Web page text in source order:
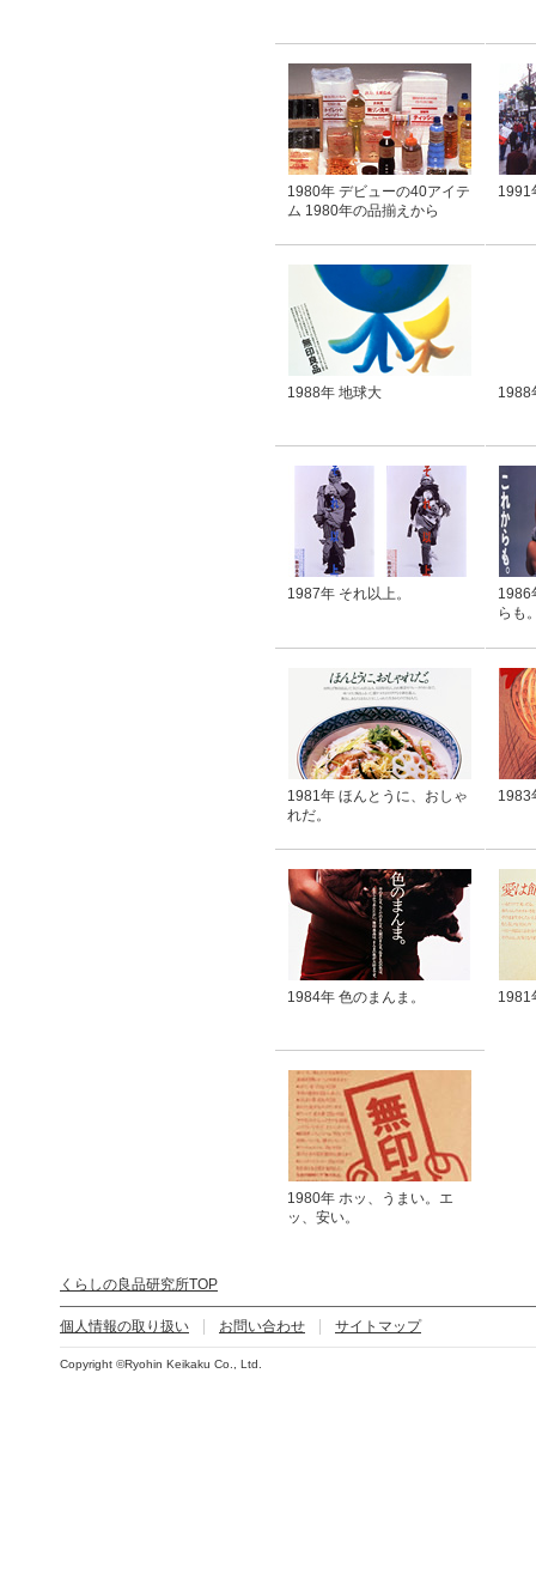
1980年 デビューの40アイテ
ム 1980年の品揃えから
1991
1988年 地球大 1988
1987年 それ以上。
1986
らも
1981年 ほんとうに、おしゃ
れだ。
1983
1984年 色のまんま。 1981
1980年 ホッ、うまい。エ
ッ、安い。
くらしの良品研究所TOP
個人情報の取り扱い お問い合わせ サイトマップ
Copyright ©Ryohin Keikaku Co., Ltd.